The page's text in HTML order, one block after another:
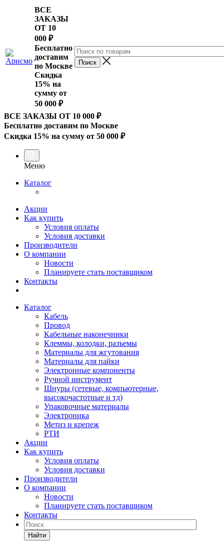
ВСЕ
ЗАКАЗЫ
ОТ 10
000 ₽
Бесплатно
доставим
по Москве
Скидка
15% на
сумму от
50 000 ₽
ВСЕ ЗАКАЗЫ ОТ 10 000 ₽
Бесплатно доставим по Москве
Скидка 15% на сумму от 50 000 ₽
Меню
Каталог
Акции
Как купить
Условия оплаты
Условия доставки
Производители
О компании
Новости
Планируете стать поставщиком
Контакты
Каталог
Кабель
Провод
Кабельные наконечники
Клеммы, колодки, разъемы
Материалы для жгутования
Материалы для пайки
Электронные компоненты
Ручной инструмент
Шнуры (сетевые, компьютерные,
высокочастотные и тд)
Упаковочные материалы
Электроника
Метиз и крепеж
РТИ
Акции
Как купить
Условия оплаты
Условия доставки
Производители
О компании
Новости
Планируете стать поставщиком
Контакты
Найти